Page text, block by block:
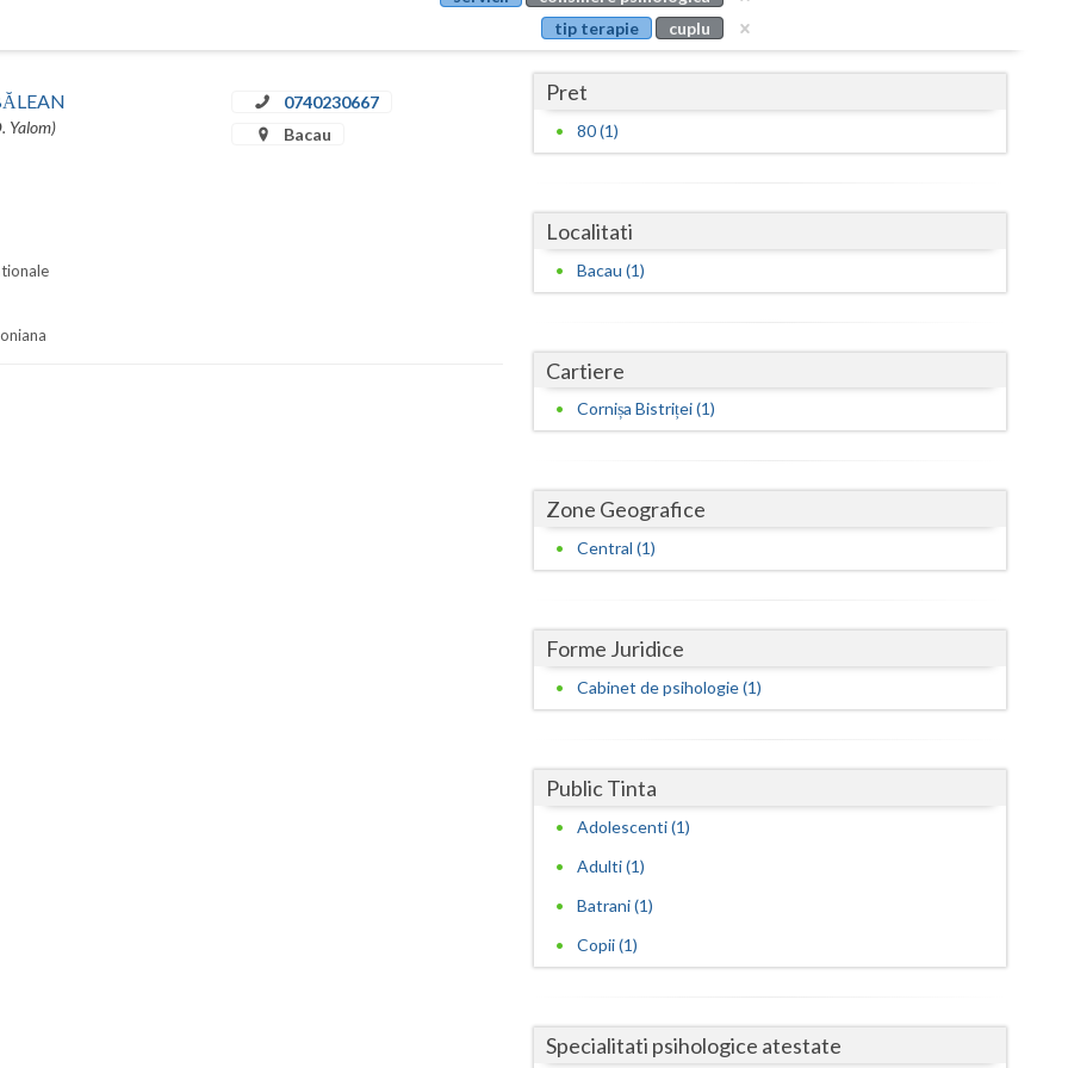
Buzau
Cluj
Covasna
Dambovita
Dolj
Galati
Gorj
Ialomita
Iasi
Olt
Salaj
tip terapie
cuplu
Yalom)
0740230667
Bacau
Pret
80 (1)
Localitati
Bacau (1)
Cartiere
Cornișa Bistriței (1)
Zone Geografice
Central (1)
Forme Juridice
Cabinet de psihologie (1)
Public Tinta
Adolescenti (1)
Adulti (1)
Batrani (1)
Copii (1)
Specialitati psihologice atestate